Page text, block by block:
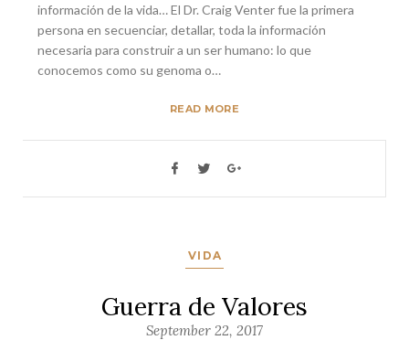
información de la vida… El Dr. Craig Venter fue la primera
persona en secuenciar, detallar, toda la información
necesaria para construir a un ser humano: lo que
conocemos como su genoma o…
READ MORE
VIDA
Guerra de Valores
September 22, 2017